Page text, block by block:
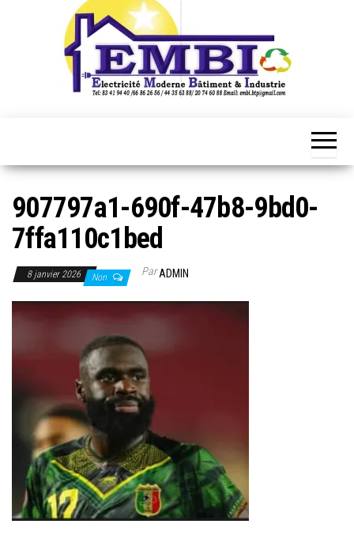
907797a1-690f-47b8-9bd0-
7ffa110c1bed
8 janvier 2026 Non ParADMIN